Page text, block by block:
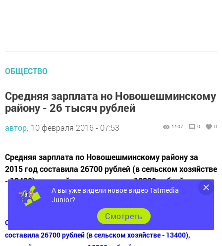
ОБЩЕСТВО
Средняя зарплата но Новошешминскому
району - 26 тысяч рублей
автор, 10 февраля 2016 - 07:53 1107 0 0
Средняя зарплата по Новошешминскому району за
2015 год составила 26700 рублей (в сельском хозяйстве
- 13400), средний размер пенсии - 10300 рублей.
Средняя зарплата по Новошешминскому району за 2015 год
составила 26700 рублей (в сельском хозяйстве - 13400),
А вы уже видели новое видео Tatmedia
Junior?
Cмотреть